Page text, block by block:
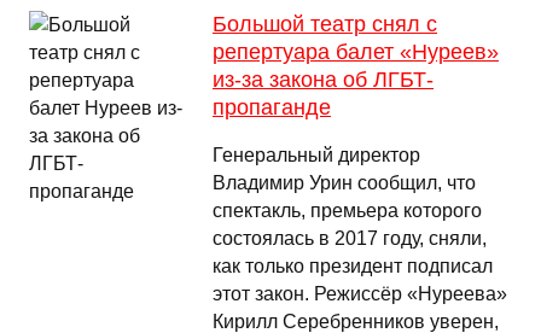
Большой театр снял с
репертуара балет «Нуреев»
из-за закона об ЛГБТ-
пропаганде
Генеральный директор
Владимир Урин сообщил, что
спектакль, премьера которого
состоялась в 2017 году, сняли,
как только президент подписал
этот закон. Режиссёр «Нуреева»
Кирилл Серебренников уверен,